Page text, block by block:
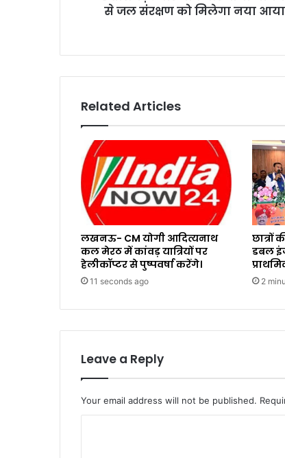
से जल संरक्षण को मिलेगा नया
Related Articles
लखनऊ- CM योगी आदित्यनाथ
कल मेरठ में कांवड़ यात्रियों पर
हेलीकॉप्टर से पुष्पवर्षा करेंगे।
11 seconds ago
छात्रों
डबल
2
Leave a Reply
Your email address will not be published.